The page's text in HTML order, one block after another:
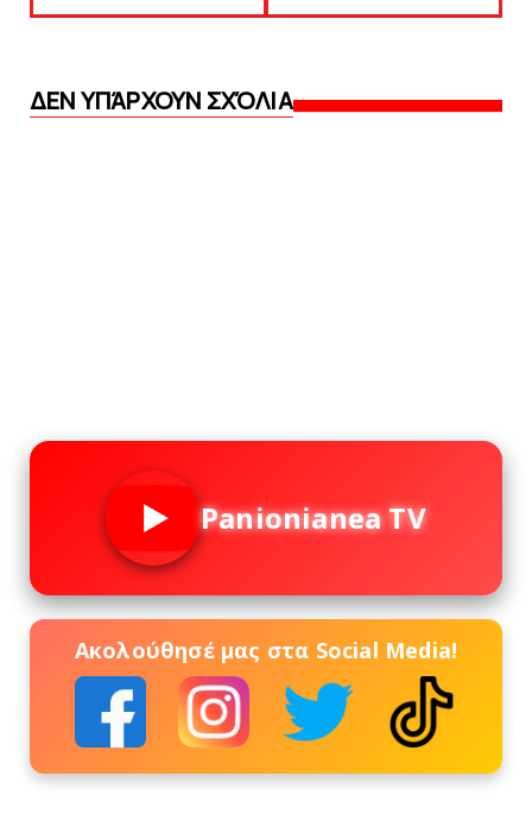
ΔΕΝ ΥΠΆΡΧΟΥΝ ΣΧΌΛΙΑ
Panionianea TV
Ακολούθησέ μας στα Social Media!